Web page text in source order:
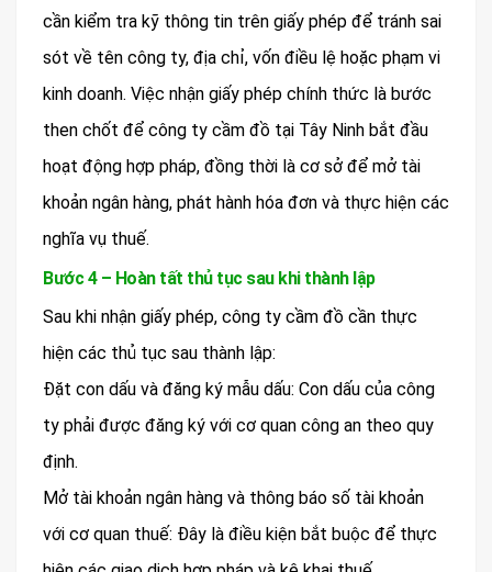
cần kiểm tra kỹ thông tin trên giấy phép để tránh sai
sót về tên công ty, địa chỉ, vốn điều lệ hoặc phạm vi
kinh doanh. Việc nhận giấy phép chính thức là bước
then chốt để công ty cầm đồ tại Tây Ninh bắt đầu
hoạt động hợp pháp, đồng thời là cơ sở để mở tài
khoản ngân hàng, phát hành hóa đơn và thực hiện các
nghĩa vụ thuế.
Bước 4 – Hoàn tất thủ tục sau khi thành lập
Sau khi nhận giấy phép, công ty cầm đồ cần thực
hiện các thủ tục sau thành lập:
Đặt con dấu và đăng ký mẫu dấu: Con dấu của công
ty phải được đăng ký với cơ quan công an theo quy
định.
Mở tài khoản ngân hàng và thông báo số tài khoản
với cơ quan thuế: Đây là điều kiện bắt buộc để thực